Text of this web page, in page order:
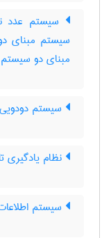
سیستم عدد
سیستم مبنای
مبنای دو
سیستم
نظام یادگیری
سیستم